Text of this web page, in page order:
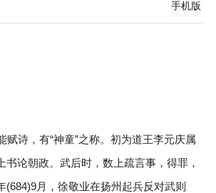
手机版
诗，有“神童”之称。初为道王李元庆属
论朝政。武后时，数上疏言事，得罪，
月，徐敬业在扬州起兵反对武则